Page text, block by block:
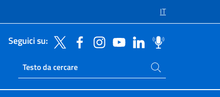
IT
Seguici su:
Ricerca sito live
Cerca nel sito